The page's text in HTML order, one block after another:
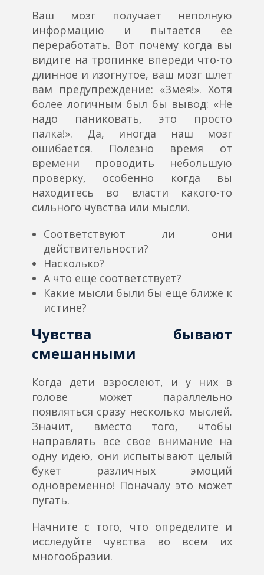
Ваш мозг получает неполную
информацию и пытается ее
переработать. Вот почему когда вы
видите на тропинке впереди что-то
длинное и изогнутое, ваш мозг шлет
вам предупреждение: «Змея!». Хотя
более логичным был бы вывод: «Не
надо паниковать, это просто
палка!». Да, иногда наш мозг
ошибается. Полезно время от
времени проводить небольшую
проверку, особенно когда вы
находитесь во власти какого-то
сильного чувства или мысли.
Соответствуют ли они
действительности?
Насколько?
А что еще соответствует?
Какие мысли были бы еще ближе к
истине?
Чувства бывают
смешанными
Когда дети взрослеют, и у них в
голове может параллельно
появляться сразу несколько мыслей.
Значит, вместо того, чтобы
направлять все свое внимание на
одну идею, они испытывают целый
букет различных эмоций
одновременно! Поначалу это может
пугать.
Начните с того, что определите и
исследуйте чувства во всем их
многообразии.